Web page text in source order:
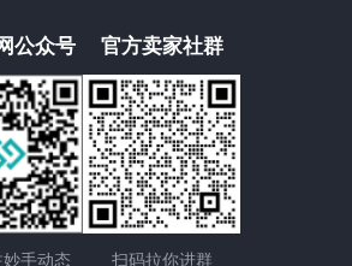
公众号
手动态
官方卖家社群
扫码拉你进群